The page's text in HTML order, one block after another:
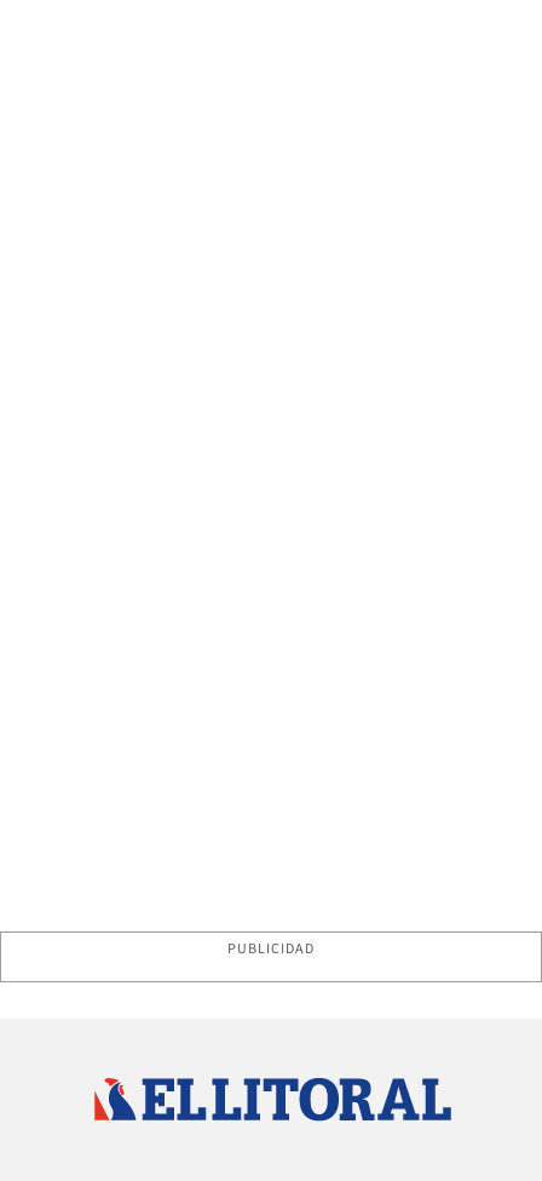
PUBLICIDAD